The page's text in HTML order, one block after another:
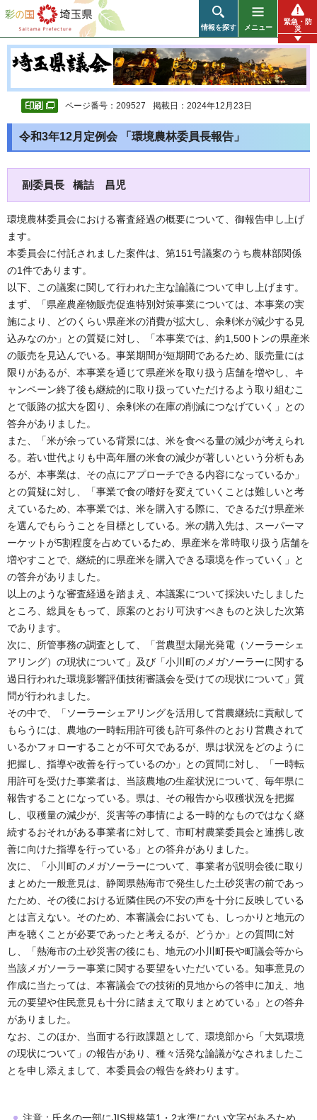
彩の国 埼玉県
情報を探す メニュー
緊急・防
災
ページ番号：209527 掲載日：2024年12月23日
令和3年12月定例会 「環境農林委員長報告」
副委員長 橋詰 昌児
環境農林委員会における審査経過の概要について、御報告申し上げ
ます。
本委員会に付託されました案件は、第151号議案のうち農林部関係
の1件であります。
以下、この議案に関して行われた主な論議について申し上げます。
まず、「県産農産物販売促進特別対策事業については、本事業の実
施により、どのくらい県産米の消費が拡大し、余剰米が減少する見
込みなのか」との質疑に対し、「本事業では、約1,500トンの県産米
の販売を見込んでいる。事業期間が短期間であるため、販売量には
限りがあるが、本事業を通じて県産米を取り扱う店舗を増やし、キ
ャンペーン終了後も継続的に取り扱っていただけるよう取り組むこ
とで販路の拡大を図り、余剰米の在庫の削減につなげていく」との
答弁がありました。
また、「米が余っている背景には、米を食べる量の減少が考えられ
る。若い世代よりも中高年層の米食の減少が著しいという分析もあ
るが、本事業は、その点にアプローチできる内容になっているか」
との質疑に対し、「事業で食の嗜好を変えていくことは難しいと考
えているため、本事業では、米を購入する際に、できるだけ県産米
を選んでもらうことを目標としている。米の購入先は、スーパーマ
ーケットが5割程度を占めているため、県産米を常時取り扱う店舗を
増やすことで、継続的に県産米を購入できる環境を作っていく」と
の答弁がありました。
以上のような審査経過を踏まえ、本議案について採決いたしました
ところ、総員をもって、原案のとおり可決すべきものと決した次第
であります。
次に、所管事務の調査として、「営農型太陽光発電（ソーラーシェ
アリング）の現状について」及び「小川町のメガソーラーに関する
過日行われた環境影響評価技術審議会を受けての現状について」質
問が行われました。
その中で、「ソーラーシェアリングを活用して営農継続に貢献して
もらうには、農地の一時転用許可後も許可条件のとおり営農されて
いるかフォローすることが不可欠であるが、県は状況をどのように
把握し、指導や改善を行っているのか」との質問に対し、「一時転
用許可を受けた事業者は、当該農地の生産状況について、毎年県に
報告することになっている。県は、その報告から収穫状況を把握
し、収穫量の減少が、災害等の事情による一時的なものではなく継
続するおそれがある事業者に対して、市町村農業委員会と連携し改
善に向けた指導を行っている」との答弁がありました。
次に、「小川町のメガソーラーについて、事業者が説明会後に取り
まとめた一般意見は、静岡県熱海市で発生した土砂災害の前であっ
たため、その後における近隣住民の不安の声を十分に反映している
とは言えない。そのため、本審議会においても、しっかりと地元の
声を聴くことが必要であったと考えるが、どうか」との質問に対
し、「熱海市の土砂災害の後にも、地元の小川町長や町議会等から
当該メガソーラー事業に関する要望をいただいている。知事意見の
作成に当たっては、本審議会での技術的見地からの答申に加え、地
元の要望や住民意見も十分に踏まえて取りまとめている」との答弁
がありました。
なお、このほか、当面する行政課題として、環境部から「大気環境
の現状について」の報告があり、種々活発な論議がなされましたこ
とを申し添えまして、本委員会の報告を終わります。